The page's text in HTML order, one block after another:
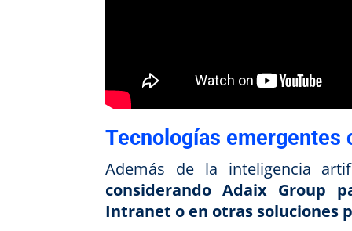
Tecnologías emergentes
Además de la inteligencia
considerando Adaix Group
Intranet o en otras soluciones